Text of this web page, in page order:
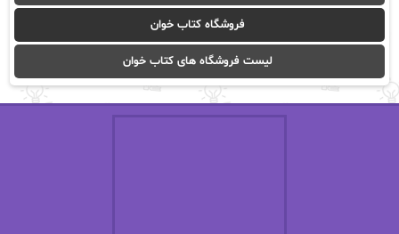
آیدا باقری آیسان صادقی
ا_اصغر زاده ا_اصغرزاده
اریک مورگنشترن از نیلوفر لاری
فروشگاه کتاب خوان
لیست فروشگاه های کتاب خوان